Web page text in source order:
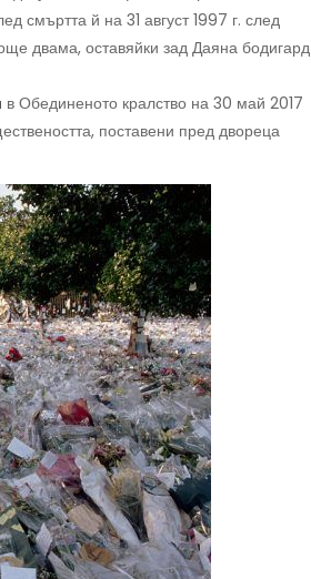
смъртта й на 31 август 1997 г. след
двама, оставяйки зад Даяна бодигард
в Обединеното кралство на 30 май 2017
поставени пред двореца